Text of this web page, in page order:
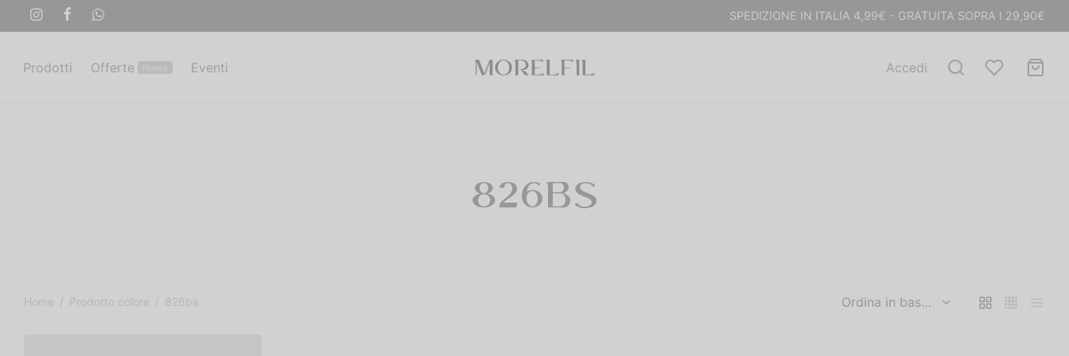
SPEDIZIONE IN ITALIA 4,99€ - GRATUITA SOPRA I 29,90€
Prodotti Offerte Eventi Accedi
826BS
Home / Prodotto colore / 826bs